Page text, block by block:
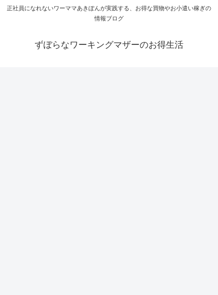
正社員になれないワーママあきぽんが実践する、お得な買物やお小遣い稼ぎの
情報ブログ
ずぼらなワーキングマザーのお得生活